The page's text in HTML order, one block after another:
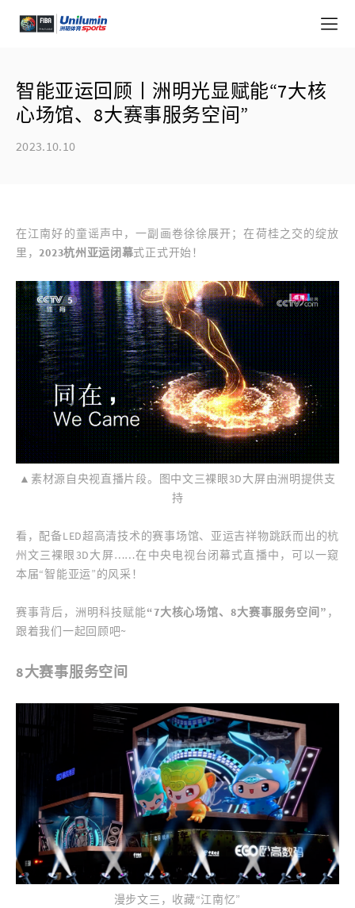
智能亚运回顾丨洲明光显赋能“7大核
心场馆、8大赛事服务空间”
2023.10.10
在江南好的童谣声中，一副画卷徐徐展开；在荷桂之交的绽放
里， 2023杭州亚运闭幕式正式开始！
▲素材源自央视直播片段。图中文三裸眼3D大屏由洲明提供支
持
看，配备LED超高清技术的赛事场馆、亚运吉祥物跳跃而出的杭
州文三裸眼3D大屏……在中央电视台闭幕式直播中，可以一窥
本届“智能亚运”的风采！
赛事背后，洲明科技赋能“7大核心场馆、8大赛事服务空间” ，
跟着我们一起回顾吧~
8大赛事服务空间
漫步文三，收藏“江南忆”